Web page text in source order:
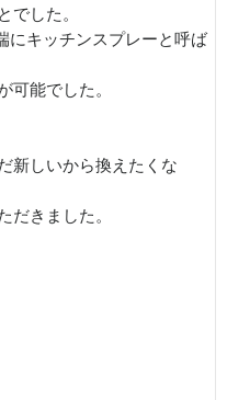
でした。
にキッチンスプレーと呼ば
可能でした。
新しいから換えたくな
だきました。